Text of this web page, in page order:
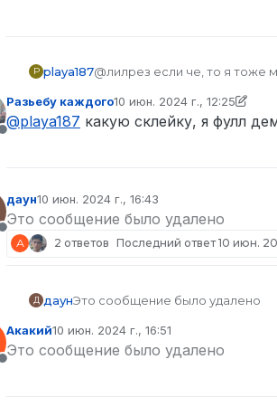
к моему другу
Причины для
сможешь внести в
P playa187@лилрез если че, то я тоже
Не в сети
Разьебу каждого10 июн. 2024 г., 12:25
отредактировано Разьебу
@playa187 какую склейку, я фулл
Не в сети
даун10 июн. 2024 г., 16:43
отредактировано
Это сообщение было удалено
А 2 ответов Последний ответ10 июн.
Д даунЭто сообщение было удалено
Не в сети
Акакий10 июн. 2024 г., 16:51
отредактировано
Это сообщение было удалено